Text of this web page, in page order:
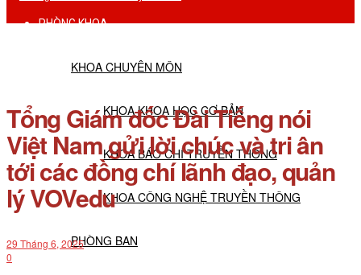
PHÒNG KHOA
KHOA CHUYÊN MÔN
KHOA KHOA HỌC CƠ BẢN
KHOA BÁO CHÍ TRUYỀN THÔNG
KHOA CÔNG NGHỆ TRUYỀN THÔNG
PHÒNG BAN
Tổng Giám đốc Đài Tiếng nói
Việt Nam gửi lời chúc và tri ân
tới các đồng chí lãnh đạo, quản
lý VOVedu
29 Tháng 6, 2025
0